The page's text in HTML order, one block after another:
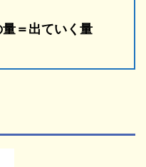
＝出ていく量